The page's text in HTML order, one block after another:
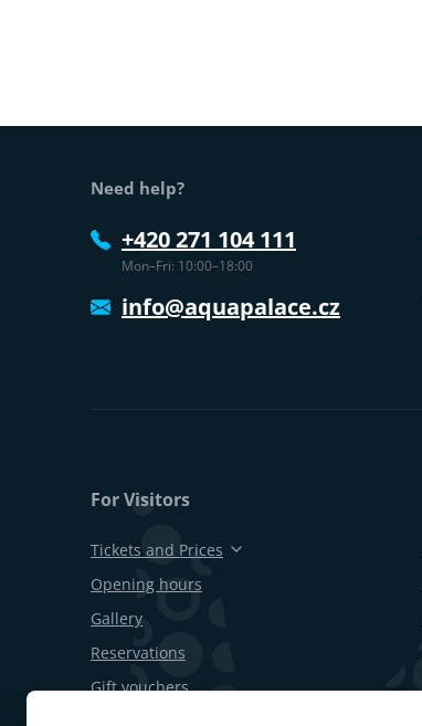
Need help?
+420 271 104 111
Mon–Fri: 10:00–18:00
info@aquapalace.cz
For Visitors
Tickets and Prices
Opening hours
Gallery
Reservations
Gift vouchers